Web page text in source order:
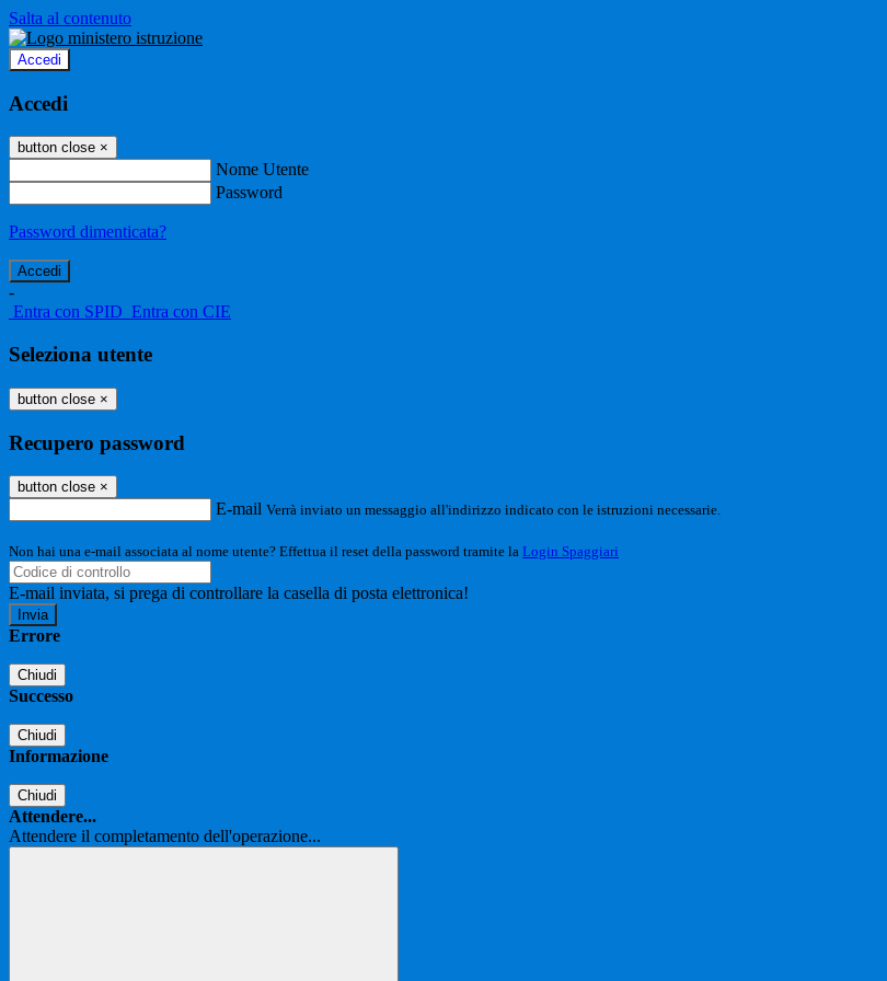
Salta al contenuto
Accedi
Accedi
button close ×
Nome Utente
Password
Password dimenticata?
-
Entra con SPID Entra con CIE
Seleziona utente
button close ×
Recupero password
button close ×
E-mail Verrà inviato un messaggio all'indirizzo indicato con le istruzioni necessarie.
Non hai una e-mail associata al nome utente? Effettua il reset della password tramite la Login Spaggiari
E-mail inviata, si prega di controllare la casella di posta elettronica!
Errore
Chiudi
Successo
Chiudi
Informazione
Chiudi
Attendere...
Attendere il completamento dell'operazione...